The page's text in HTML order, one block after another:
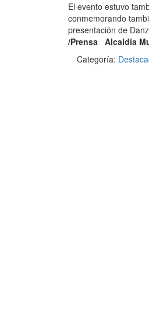
El evento estuvo
conmemorando
presentación de
/Prensa Alcaldía
Categoría: